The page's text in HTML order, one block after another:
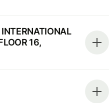
16,